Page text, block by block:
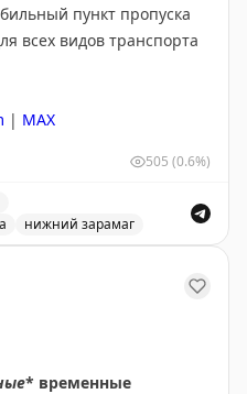
пункт пропуска
всех видов транспорта
| MAX
505 (0.6%)
нижний зарамаг
* временные